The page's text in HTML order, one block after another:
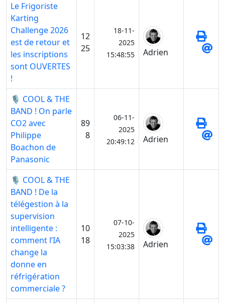
Le Frigoriste
Karting
Challenge 2026
est de retour et
les inscriptions
sont OUVERTES
!
12
25
18-11-
2025
15:48:55
Adrien
🎙️ COOL & THE
BAND ! On parle
CO2 avec
Philippe
Boachon de
Panasonic
89
8
06-11-
2025
20:49:12
Adrien
🎙️ COOL & THE
BAND ! De la
télégestion à la
supervision
intelligente :
comment l’IA
change la
donne en
réfrigération
commerciale ?
10
18
07-10-
2025
15:03:38
Adrien